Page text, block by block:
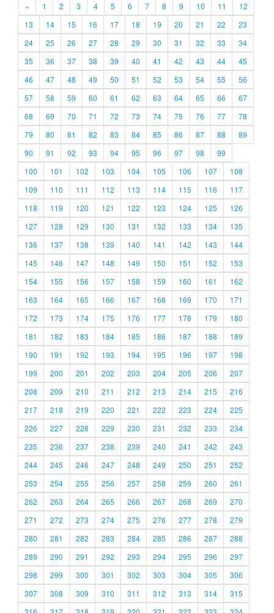
« 1 2 3 4 5 6 7 8 9 10 11
12
13
14 15 16 17 18 19 20 21 22
23
24
25 26 27 28 29 30 31 32 33
34
35
36 37 38 39 40 41 42 43 44
45
46
47 48 49 50 51 52 53 54 55
56
57
58 59 60 61 62 63 64 65 66
67
68
69 70 71 72 73 74 75 76 77
78
79
80 81 82 83 84 85 86 87 88
89
90
91 92 93 94 95 96 97 98
99
100
101 102 103 104 105 106 107
108
109
110 111 112 113 114 115 116
117
118
119 120 121 122 123 124 125
126
127
128 129 130 131 132 133 134
135
136
137 138 139 140 141 142 143
144
145
146 147 148 149 150 151 152
153
154
155 156 157 158 159 160 161
162
163
164 165 166 167 168 169 170
171
172
173 174 175 176 177 178 179
180
181
182 183 184 185 186 187 188
189
190
191 192 193 194 195 196 197
198
199
200 201 202 203 204 205 206
207
208
209 210 211 212 213 214 215
216
217
218 219 220 221 222 223 224
225
226
227 228 229 230 231 232 233
234
235
236 237 238 239 240 241 242
243
244
245 246 247 248 249 250 251
252
253
254 255 256 257 258 259 260
261
262
263 264 265 266 267 268 269
270
271
272 273 274 275 276 277 278
279
280
281 282 283 284 285 286 287
288
289
290 291 292 293 294 295 296
297
298
299 300 301 302 303 304 305
306
307
308 309 310 311 312 313 314
315